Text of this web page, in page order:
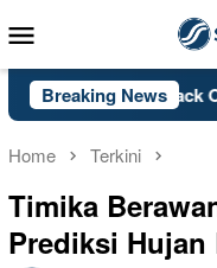
to
Menu
Breaking News
of Duty: Black Ops
Home Terkini
Timika
Prediksi